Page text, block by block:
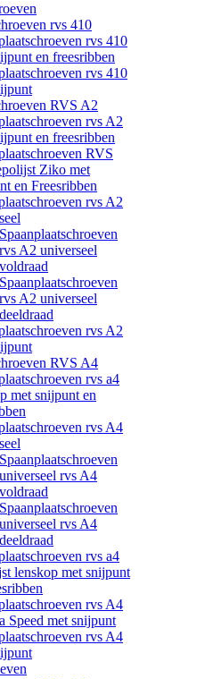
rvs 410
rvs 410
en freesribben
rvs 410
RVS A2
rvs A2
en freesribben
RVS
Ziko met
en Freesribben
rvs A2
Spaanplaatschroeven
rvs A2 universeel
voldraad
Spaanplaatschroeven
rvs A2 universeel
deeldraad
rvs A2
RVS A4
rvs a4
met snijpunt en
rvs A4
Spaanplaatschroeven
universeel rvs A4
voldraad
Spaanplaatschroeven
universeel rvs A4
deeldraad
rvs a4
lenskop met snijpunt
rvs A4
Speed met snijpunt
rvs A4